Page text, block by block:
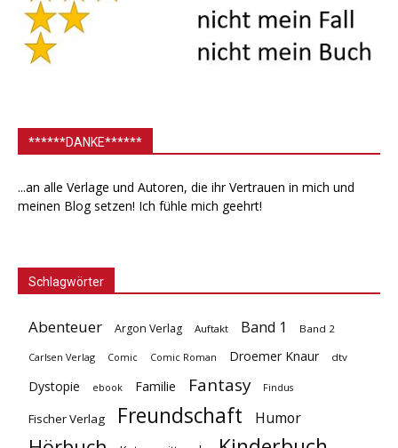
******DANKE******
...an alle Verlage und Autoren, die ihr Vertrauen in mich und
meinen Blog setzen! Ich fühle mich geehrt!
Schlagwörter
Abenteuer Argon Verlag Auftakt Band 1 Band 2
Carlsen Verlag Comic Comic Roman Droemer Knaur dtv
Dystopie ebook Familie Fantasy Findus
Fischer Verlag Freundschaft Humor